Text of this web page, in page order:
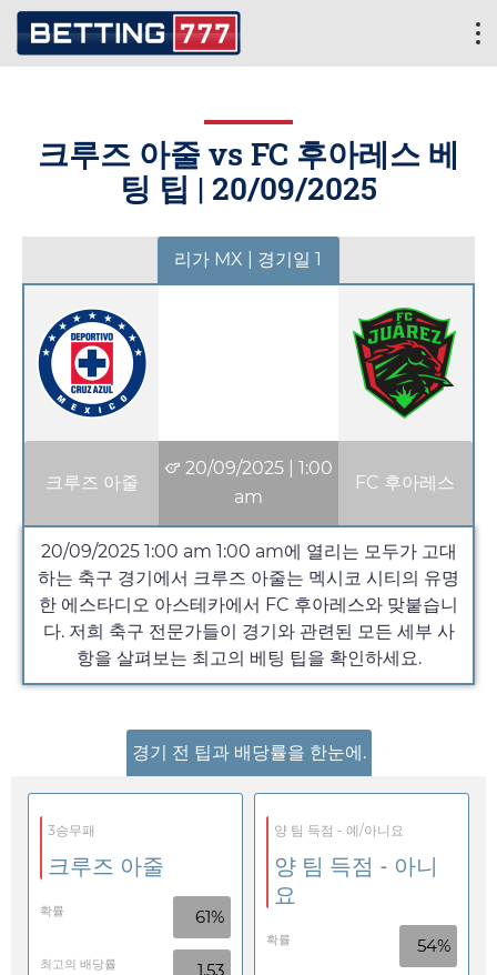
크루즈 아줄 vs FC 후아레스 베
팅 팁 | 20/09/2025
리가 MX | 경기일 1
크루즈 아줄
20/09/2025| 1:00
am
FC 후아레스
20/09/2025 1:00 am 1:00 am에 열리는 모두가 고대
하는 축구 경기에서 크루즈 아줄는 멕시코 시티의 유명
한 에스타디오 아스테카에서 FC 후아레스와 맞붙습니
다. 저희 축구 전문가들이 경기와 관련된 모든 세부 사
항을 살펴보는 최고의 베팅 팁을 확인하세요.
경기 전 팁과 배당률을 한눈에.
3승무패
크루즈 아줄
확률 61%
최고의 배당률 1.53
양 팀 득점 - 예/아니요
양 팀 득점 - 아니
요
확률 54%